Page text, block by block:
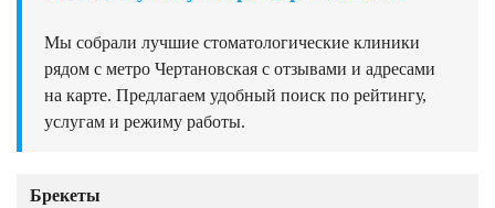
Мы собрали лучшие стоматологические клиники
рядом с метро Чертановская с отзывами и адресами
на карте. Предлагаем удобный поиск по рейтингу,
услугам и режиму работы.
Брекеты